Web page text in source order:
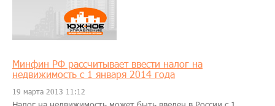
Минфин РФ рассчитывает ввести налог на
недвижимость с 1 января 2014 года
19 марта 2013 11:12